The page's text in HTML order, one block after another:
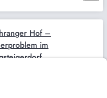
Hof –
im